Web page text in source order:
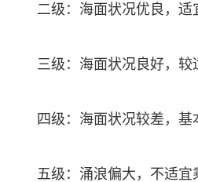
二级：海面状况优良，适
三级：海面状况良好，较
四级：海面状况较差，基
五级：涌浪偏大，不适宜